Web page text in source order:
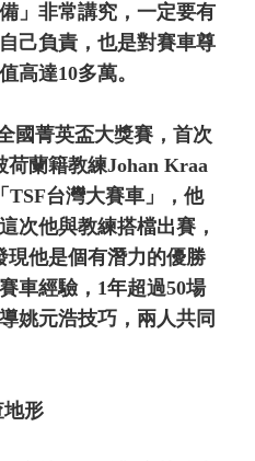
」非常講究，一定要有
己負責，也是對賽車尊
高達10多萬。
國菁英盃大獎賽，首次
荷蘭籍教練Johan Kraa
TSF台灣大賽車」，他
次他與教練搭檔出賽，
現他是個有潛力的優勝
車經驗，1年超過50場
姚元浩技巧，兩人共同
地形